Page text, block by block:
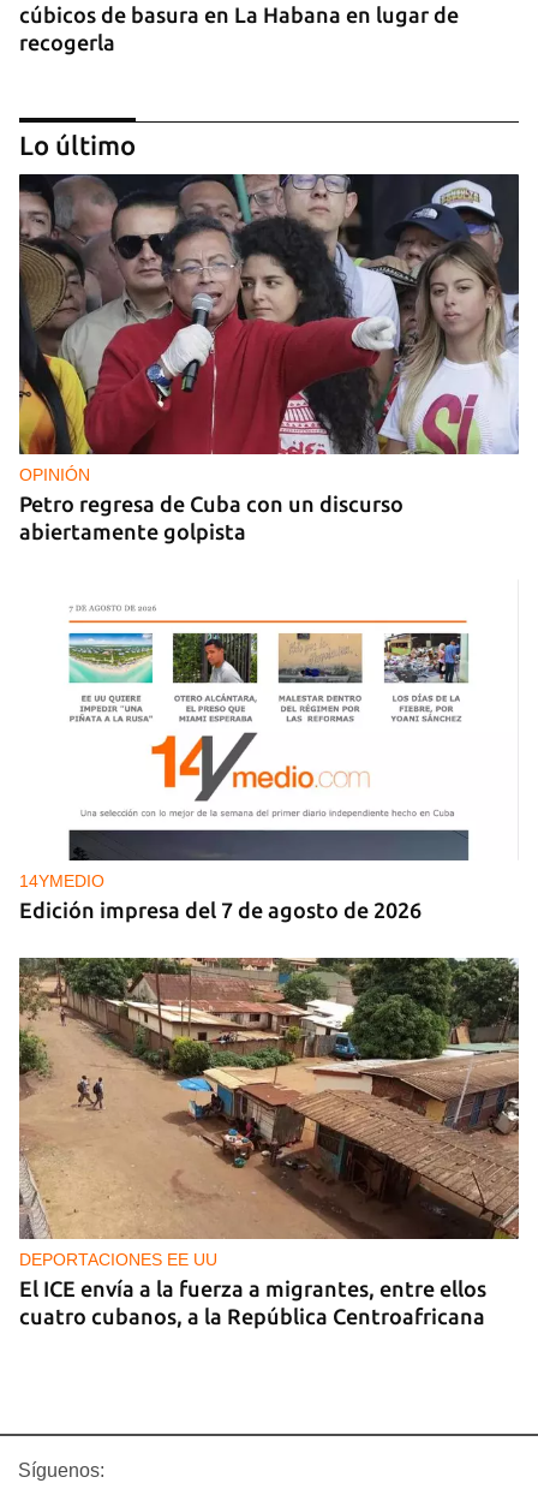
cúbicos de basura en La Habana en lugar de
recogerla
25N
Pese al subregistro de los datos oficiales, Cuba
tiene una alta incidencia de feminicidios
Lo último
OPINIÓN
Petro regresa de Cuba con un discurso
abiertamente golpista
14YMEDIO
Edición impresa del 7 de agosto de 2026
DEPORTACIONES EE UU
El ICE envía a la fuerza a migrantes, entre ellos
cuatro cubanos, a la República Centroafricana
Síguenos: